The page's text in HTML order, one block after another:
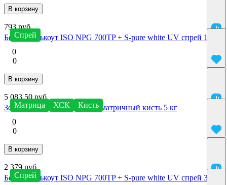
В корзину
Спрей
793 руб.
Белый Гелькоут ISO NPG 700TP + S-pure white UV спрей 1 кг
0
0
В корзину
Матрица ХСК Кисть
5 083.50 руб.
Зеленый Гелькоут VE 272B матричный кисть 5 кг
0
0
В корзину
Спрей
2 379 руб.
Белый Гелькоут ISO NPG 700TP + S-pure white UV спрей 3 кг